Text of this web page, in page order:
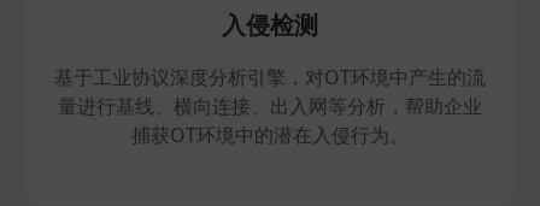
入侵检测
基于工业协议深度分析引擎，对OT环境中产生的流
量进行基线、横向连接、出入网等分析，帮助企业
捕获OT环境中的潜在入侵行为。